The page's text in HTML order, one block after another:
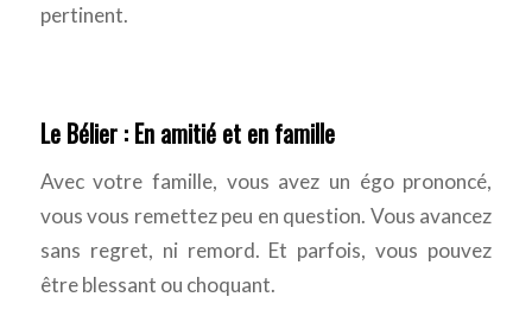
pertinent.
Le Bélier : En amitié et en famille
Avec votre famille, vous avez un égo prononcé,
vous vous remettez peu en question. Vous avancez
sans regret, ni remord. Et parfois, vous pouvez
être blessant ou choquant.